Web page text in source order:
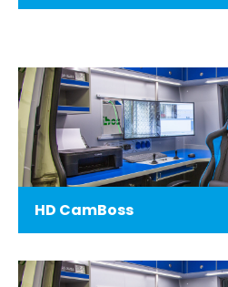
HD CamBoss